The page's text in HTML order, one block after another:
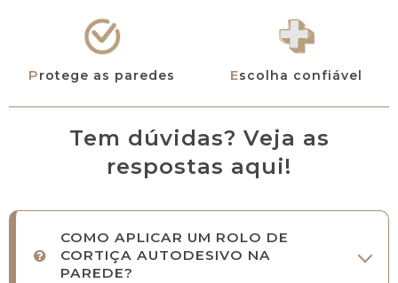
Protege as paredes Escolha confiável
Tem dúvidas? Veja as
respostas aqui!
COMO APLICAR UM ROLO DE
CORTIÇA AUTODESIVO NA
PAREDE?